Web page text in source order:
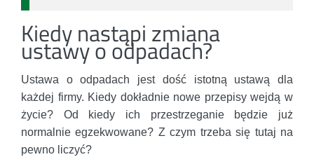
Kiedy nastąpi zmiana
ustawy o odpadach?
Ustawa o odpadach jest dość istotną ustawą dla
każdej firmy. Kiedy dokładnie nowe przepisy wejdą w
życie? Od kiedy ich przestrzeganie będzie już
normalnie egzekwowane? Z czym trzeba się tutaj na
pewno liczyć?